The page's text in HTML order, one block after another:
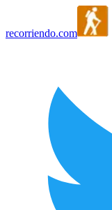
recorriendo.com